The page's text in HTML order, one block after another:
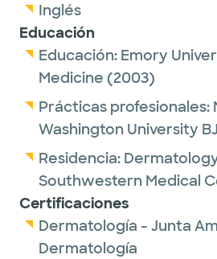
Inglés
Educación
Educación: Emory
Medicine (2003)
Prácticas profesionales:
Washington University
Residencia:
Southwestern Medical
Certificaciones
Dermatología - Junta
Dermatología